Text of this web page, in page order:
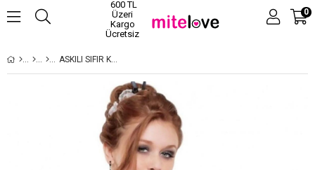
600 TL
Üzeri
Kargo
Ücretsiz
0
ASKILI SIFIR KOL SIYAH RENK KADIN KOSTUM